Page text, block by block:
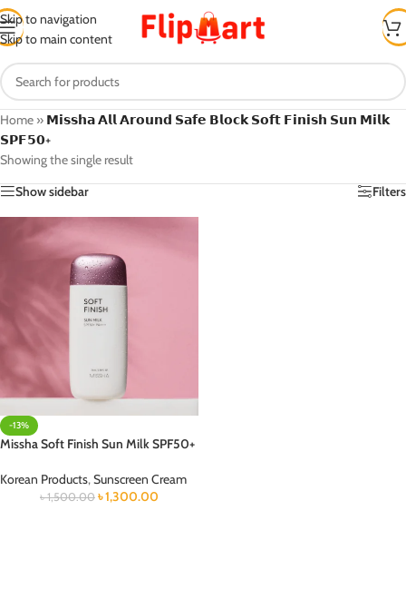
Skip to navigation
Skip to main content
Home » 𝗠𝗶𝘀𝘀𝗵𝗮 𝗔𝗹𝗹 𝗔𝗿𝗼𝘂𝗻𝗱 𝗦𝗮𝗳𝗲 𝗕𝗹𝗼𝗰𝗸 𝗦𝗼𝗳𝘁 𝗙𝗶𝗻𝗶𝘀𝗵 𝗦𝘂𝗻 𝗠𝗶𝗹𝗸
𝗦𝗣𝗙𝟱𝟬+
Showing the single result
Show sidebar
Filters
-13%
Missha Soft Finish Sun Milk SPF50+
Korean Products,Sunscreen Cream
৳1,500.00 ৳1,300.00